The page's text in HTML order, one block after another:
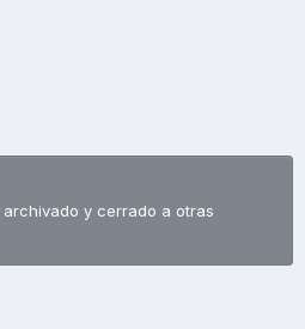
archivado y cerrado a otras